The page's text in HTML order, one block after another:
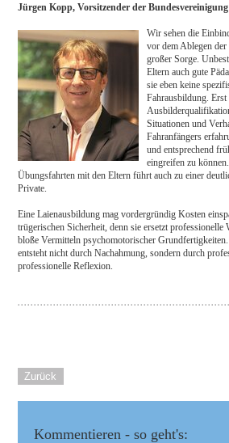
Jürgen Kopp, Vorsitzender der
Wir sehen die
vor dem Ablegen
großer Sorge.
Eltern auch gute
sie eben keine
Fahrausbildung. Erst
Situationen und
Fahranfängers
und entsprechend
eingreifen zu
Übungsfahrten mit den Eltern führt auch zu einer
Private.
Eine Laienausbildung mag vordergründig Kosten
trügerischen Sicherheit, denn sie ersetzt professionelle
bloße Vermitteln psychomotorischer
entsteht nicht durch Nachahmung, sondern durch
professionelle Reflexion.
Zurück
Kommentieren - so geht's: